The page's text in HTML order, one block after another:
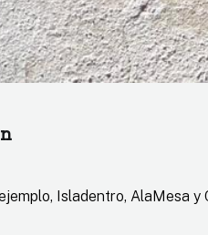
Isladentro, AlaMesa